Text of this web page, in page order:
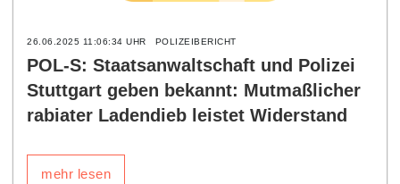
26.06.2025 11:06:34 UHR POLIZEIBERICHT
POL-S: Staatsanwaltschaft und Polizei
Stuttgart geben bekannt: Mutmaßlicher
rabiater Ladendieb leistet Widerstand
mehr lesen